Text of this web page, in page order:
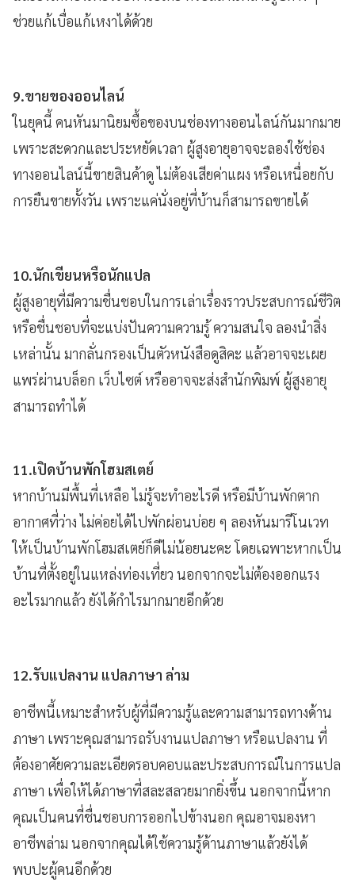
ช่วยแก้เบื่อแก้เหงาได้ด้วย
9.ขายของออนไลน์
ในยุคนี้ คนหันมานิยมซื้อของบนช่องทางออนไลน์กันมากมาย
เพราะสะดวกและประหยัดเวลา ผู้สูงอายุอาจจะลองใช้ช่อง
ทางออนไลน์นี้ขายสินค้าดู ไม่ต้องเสียค่าแผง หรือเหนื่อยกับ
การยืนขายทั้งวัน เพราะแค่นั่งอยู่ที่บ้านก็สามารถขายได้
10.นักเขียนหรือนักแปล
ผู้สูงอายุที่มีความชื่นชอบในการเล่าเรื่องราวประสบการณ์ชีวิต
หรือชื่นชอบที่จะแบ่งปันความความรู้ ความสนใจ ลองนำสิ่ง
เหล่านั้น มากลั่นกรองเป็นตัวหนังสือดูสิคะ แล้วอาจจะเผย
แพร่ผ่านบล็อก เว็บไซต์ หรืออาจจะส่งสำนักพิมพ์ ผู้สูงอายุ
สามารถทำได้
11.เปิดบ้านพักโฮมสเตย์
หากบ้านมีพื้นที่เหลือ ไม่รู้จะทำอะไรดี หรือมีบ้านพักตาก
อากาศที่ว่าง ไม่ค่อยได้ไปพักผ่อนบ่อย ๆ ลองหันมารีโนเวท
ให้เป็นบ้านพักโฮมสเตย์ก็ดีไม่น้อยนะคะ โดยเฉพาะหากเป็น
บ้านที่ตั้งอยู่ในแหล่งท่องเที่ยว นอกจากจะไม่ต้องออกแรง
อะไรมากแล้ว ยังได้กำไรมากมายอีกด้วย
12.รับแปลงาน แปลภาษา ล่าม
อาชีพนี้เหมาะสำหรับผู้ที่มีความรู้และความสามารถทางด้าน
ภาษา เพราะคุณสามารถรับงานแปลภาษา หรือแปลงาน ที่
ต้องอาศัยความละเอียดรอบคอบและประสบการณ์ในการแปล
ภาษา เพื่อให้ได้ภาษาที่สละสลวยมากยิ่งขึ้น นอกจากนี้หาก
คุณเป็นคนที่ชื่นชอบการออกไปข้างนอก คุณอาจมองหา
อาชีพล่าม นอกจากคุณได้ใช้ความรู้ด้านภาษาแล้วยังได้
พบปะผู้คนอีกด้วย